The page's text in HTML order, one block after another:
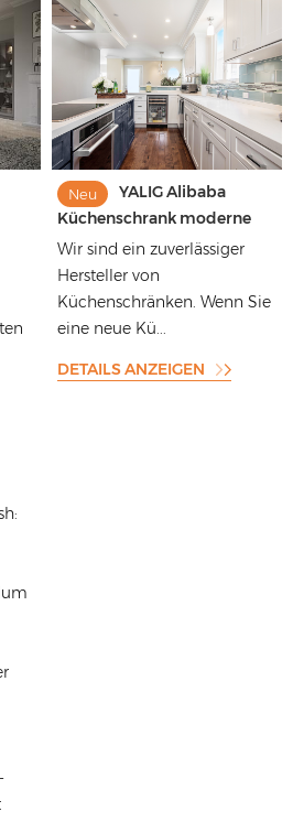
Neu
YALIG Alibaba
Küchenschrank moderne
Küchenschränke 2023 Luxus
Wir sind ein zuverlässiger
Hersteller von
Küchenschränken. Wenn Sie
eine neue Kü...
DETAILS ANZEIGEN